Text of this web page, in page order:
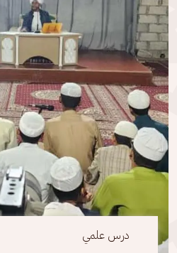
درس علمي